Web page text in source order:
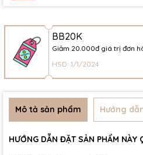
BB20K
Giảm 20.000đ giá trị đơn
HSD: 1/1/2024
Mô tả sản phẩm Hướng
HƯỚNG DẪN ĐẶT SẢN PHẨM NÀY